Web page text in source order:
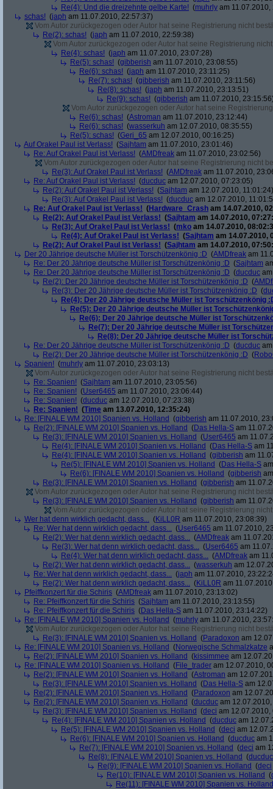
Re(4): Und die dreizehnte gelbe Karte! (muhrly am 11.07.2010,
schas! (japh am 11.07.2010, 22:57:37)
Vom Autor zurückgezogen oder Autor hat seine Registrierung nicht
Re(2): schas! (japh am 11.07.2010, 22:59:38)
Vom Autor zurückgezogen oder Autor hat seine Registrierung
Re(4): schas! (japh am 11.07.2010, 23:07:28)
Re(5): schas! (gibberish am 11.07.2010, 23:08:55)
Re(6): schas! (japh am 11.07.2010, 23:11:25)
Re(7): schas! (gibberish am 11.07.2010, 23:11:56)
Re(8): schas! (japh am 11.07.2010, 23:13:51)
Re(9): schas! (gibberish am 11.07.2010,
Vom Autor zurückgezogen oder Autor hat seine
Re(6): schas! (Astroman am 11.07.2010, 23:12:44)
Re(6): schas! (wasserkuh am 12.07.2010, 08:35:55)
Re(5): schas! (Geri_65 am 12.07.2010, 00:16:25)
Auf Orakel Paul ist Verlass! (Sajhtam am 11.07.2010, 23:01:46)
Re: Auf Orakel Paul ist Verlass! (AMDfreak am 11.07.2010, 23:02:56)
Vom Autor zurückgezogen oder Autor hat seine Registrierung nicht
Re(3): Auf Orakel Paul ist Verlass! (AMDfreak am 11.07.2010,
Re: Auf Orakel Paul ist Verlass! (ducduc am 12.07.2010, 07:23:05)
Re(2): Auf Orakel Paul ist Verlass! (Sajhtam am 12.07.2010, 11:01:24)
Re(3): Auf Orakel Paul ist Verlass! (ducduc am 12.07.2010,
Re: Auf Orakel Paul ist Verlass! (Hardware_Crash am 14.07.2010,
Re(2): Auf Orakel Paul ist Verlass! (Sajhtam am 14.07.2010,
Re(3): Auf Orakel Paul ist Verlass! (mko am 14.07.2010,
Re(4): Auf Orakel Paul ist Verlass! (Sajhtam am 14.07.2010,
Re(2): Auf Orakel Paul ist Verlass! (Sajhtam am 14.07.2010,
Der 20 Jährige deutsche Müller ist Torschützenkönig :D (AMDfreak am
Re: Der 20 Jährige deutsche Müller ist Torschützenkönig :D (Sajhtam
Re: Der 20 Jährige deutsche Müller ist Torschützenkönig :D (ducduc
Re(2): Der 20 Jährige deutsche Müller ist Torschützenkönig :D (
Re(3): Der 20 Jährige deutsche Müller ist Torschützenkönig :D (
Re(4): Der 20 Jährige deutsche Müller ist Torschützenkönig
Re(5): Der 20 Jährige deutsche Müller ist
Re(6): Der 20 Jährige deutsche Müller ist
Re(7): Der 20 Jährige deutsche Müller ist
Re(8): Der 20 Jährige deutsche Müller ist
Re: Der 20 Jährige deutsche Müller ist Torschützenkönig :D (ducduc
Re(2): Der 20 Jährige deutsche Müller ist Torschützenkönig :D (
Spanien! (muhrly am 11.07.2010, 23:03:13)
Vom Autor zurückgezogen oder Autor hat seine Registrierung nicht
Re: Spanien! (Sajhtam am 11.07.2010, 23:05:56)
Re: Spanien! (User6465 am 11.07.2010, 23:06:44)
Re: Spanien! (ducduc am 12.07.2010, 07:23:38)
Re: Spanien! (Time am 13.07.2010, 12:35:24)
Re: [FINALE WM 2010] Spanien vs. Holland (gibberish am 11.07.2010,
Re(2): [FINALE WM 2010] Spanien vs. Holland (Das Hella-S am
Re(3): [FINALE WM 2010] Spanien vs. Holland (User6465 am
Re(4): [FINALE WM 2010] Spanien vs. Holland (Das Hella-S am
Re(4): [FINALE WM 2010] Spanien vs. Holland (gibberish am
Re(5): [FINALE WM 2010] Spanien vs. Holland (Das Hella-S
Re(6): [FINALE WM 2010] Spanien vs. Holland (gibberish
Re(3): [FINALE WM 2010] Spanien vs. Holland (gibberish am
Vom Autor zurückgezogen oder Autor hat seine Registrierung nicht
Re(3): [FINALE WM 2010] Spanien vs. Holland (gibberish am
Vom Autor zurückgezogen oder Autor hat seine Registrierung
Wer hat denn wirklich gedacht, dass... (KiLL0R am 11.07.2010, 23:08:39)
Re: Wer hat denn wirklich gedacht, dass... (User6465 am 11.07.2010,
Re(2): Wer hat denn wirklich gedacht, dass... (AMDfreak am
Re(3): Wer hat denn wirklich gedacht, dass... (User6465 am
Re(4): Wer hat denn wirklich gedacht, dass... (AMDfreak am
Re(2): Wer hat denn wirklich gedacht, dass... (wasserkuh am
Re: Wer hat denn wirklich gedacht, dass... (japh am 11.07.2010,
Re(2): Wer hat denn wirklich gedacht, dass... (KiLL0R am
Pfeiffkonzert für die Schiris (AMDfreak am 11.07.2010, 23:13:02)
Re: Pfeiffkonzert für die Schiris (Sajhtam am 11.07.2010, 23:13:55)
Re: Pfeiffkonzert für die Schiris (Das Hella-S am 11.07.2010, 23:14:22)
Re: [FINALE WM 2010] Spanien vs. Holland (muhrly am 11.07.2010,
Vom Autor zurückgezogen oder Autor hat seine Registrierung nicht
Re(3): [FINALE WM 2010] Spanien vs. Holland (Paradoxon am
Re: [FINALE WM 2010] Spanien vs. Holland (Norwegische Schmalzkatze
Re(2): [FINALE WM 2010] Spanien vs. Holland (kissimmee am
Re: [FINALE WM 2010] Spanien vs. Holland (File_trader am 12.07.2010,
Re(2): [FINALE WM 2010] Spanien vs. Holland (Astroman am
Re(3): [FINALE WM 2010] Spanien vs. Holland (Das Hella-S am
Re(2): [FINALE WM 2010] Spanien vs. Holland (Paradoxon am
Re(2): [FINALE WM 2010] Spanien vs. Holland (ducduc am
Re(3): [FINALE WM 2010] Spanien vs. Holland (deci am 12.07.2010,
Re(4): [FINALE WM 2010] Spanien vs. Holland (ducduc am
Re(5): [FINALE WM 2010] Spanien vs. Holland (deci am
Re(6): [FINALE WM 2010] Spanien vs. Holland (ducduc am
Re(7): [FINALE WM 2010] Spanien vs. Holland (deci am
Re(8): [FINALE WM 2010] Spanien vs. Holland (ducduc
Re(9): [FINALE WM 2010] Spanien vs. Holland (deci
Re(10): [FINALE WM 2010] Spanien vs. Holland (
Re(11): [FINALE WM 2010] Spanien vs. Holland